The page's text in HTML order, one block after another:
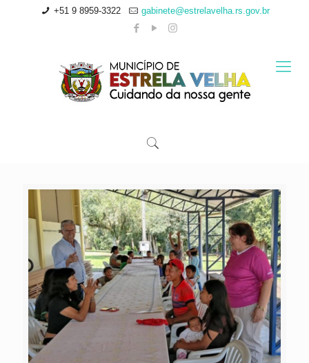
+51 9 8959-3322 gabinete@estrelavelha.rs.gov.br